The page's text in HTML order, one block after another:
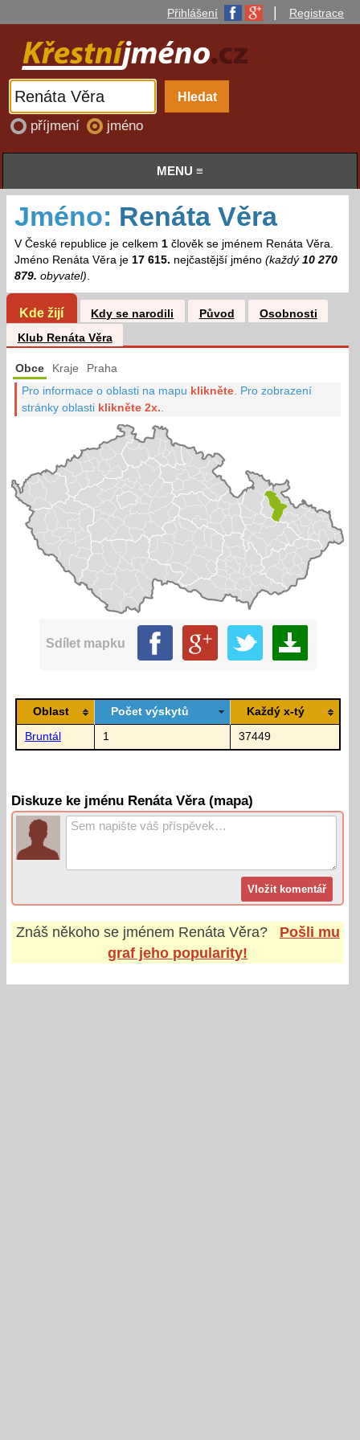
Přihlášení Registrace
příjmení jméno
MENU ≡
Jméno: Renáta Věra
V České republice je celkem 1člověk se jménem Renáta Věra.
Jméno Renáta Věra je 17 615. nejčastější jméno (každý 10 270
879. obyvatel).
Kde žijí Kdy se narodili Původ
Osobnosti
Klub Renáta Věra
Obce Kraje Praha
Pro informace o oblasti na mapu klikněte Pro zobrazení
stránky oblasti klikněte 2x.
Sdílet mapku
Oblast Počet výskytů Každý x-tý
Bruntál 1 37449
Diskuze ke jménu Renáta Věra (mapa)
Znáš někoho se jménem Renáta Věra?
Pošli mu
graf jeho popularity!